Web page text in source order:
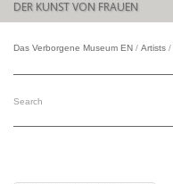
DER KUNST VON FRAUEN
Das Verborgene Museum EN Artists